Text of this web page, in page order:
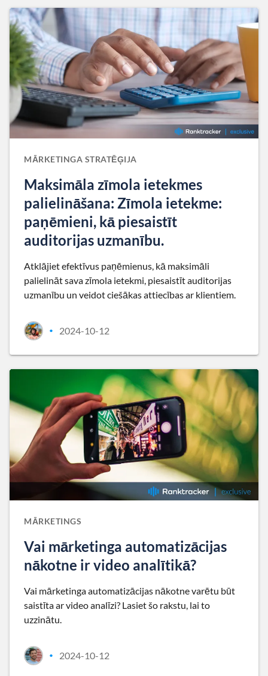
MĀRKETINGA STRATĒĢIJA
Maksimāla zīmola ietekmes
palielināšana: Zīmola ietekme:
paņēmieni, kā piesaistīt
auditorijas uzmanību.
Atklājiet efektīvus paņēmienus, kā maksimāli
palielināt sava zīmola ietekmi, piesaistīt auditorijas
uzmanību un veidot ciešākas attiecības ar klientiem.
• 2024-10-12
MĀRKETINGS
Vai mārketinga automatizācijas
nākotne ir video analītikā?
Vai mārketinga automatizācijas nākotne varētu būt
saistīta ar video analīzi? Lasiet šo rakstu, lai to
uzzinātu.
• 2024-10-12